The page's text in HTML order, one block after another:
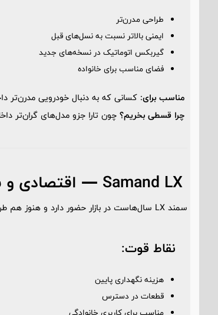
طراحی مدرن‌تر
ایمنی بالاتر نسبت به نسل‌های قبل
گیربکس اتوماتیک در نسخه‌های جدید
فضای مناسب برای خانواده
مناسب برای: کسانی که به دنبال خودرویی مدرن‌تر
چرا قسطی بخریم؟ چون تارا جزو مدل‌های گران‌تر
سمند LX سال‌هاست در بازار حضور دارد و هنوز هم طرفداران خاص خود را دارد.
نقاط قوت:
هزینه نگهداری پایین
قطعات در دسترس